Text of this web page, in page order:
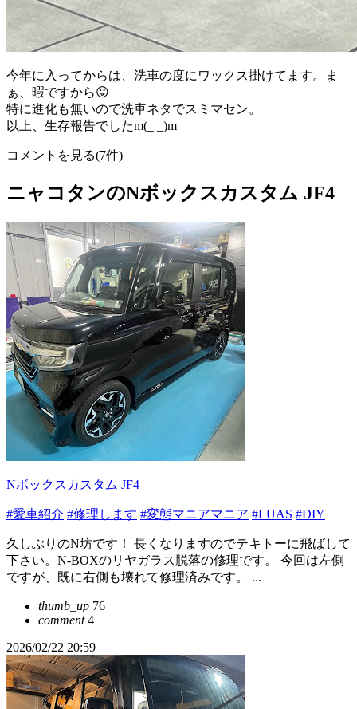
今年に入ってからは、洗車の度にワックス掛けてます。ま
ぁ、暇ですから😛
特に進化も無いので洗車ネタでスミマセン。
以上、生存報告でしたm(_ _)m
コメントを見る(7件)
ニャコタンのNボックスカスタム JF4
Nボックスカスタム JF4
#愛車紹介 #修理します #変態マニアマニア #LUAS #DIY
久しぶりのN坊です！ 長くなりますのでテキトーに飛ばして
下さい。N-BOXのリヤガラス脱落の修理です。 今回は左側
ですが、既に右側も壊れて修理済みです。 ...
thumb_up 76
comment4
2026/02/22 20:59